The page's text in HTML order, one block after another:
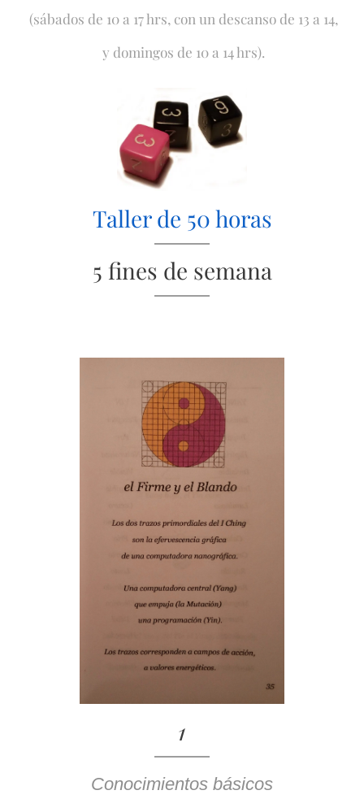
(sábados de 10 a 17 hrs, con un descanso de 13 a 14,
y domingos de 10 a 14 hrs).
Taller de 50 horas
5 fines de semana
1
Conocimientos básicos